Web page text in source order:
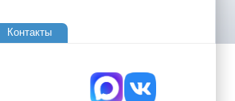
Контакты